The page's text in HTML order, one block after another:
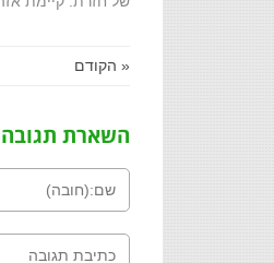
« הקודם
השארת תגובה